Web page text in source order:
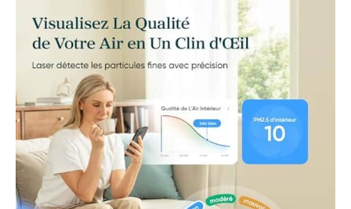
changement, nous
adoptons des normes plus
strictes pour vous fournir
de meilleurs services de
purification 𝑼𝒍𝒕𝒓𝒂-
𝑺𝒊𝒍𝒆𝒏𝒄𝒊𝒆𝒖𝒙: Activez Mode
Veille, profitez de vos
rêves, laissez le LEVOIT
Core 300S fonctionner à
un niveau de bruit de 22dB
et éteignez